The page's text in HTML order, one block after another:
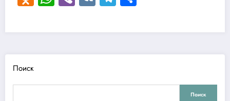
Поиск
Поиск